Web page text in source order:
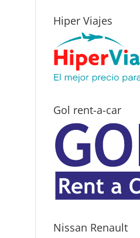
Hiper Viajes
Gol rent-a-car
Nissan Renault